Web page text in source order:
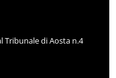
Tribunale di Aosta n.4